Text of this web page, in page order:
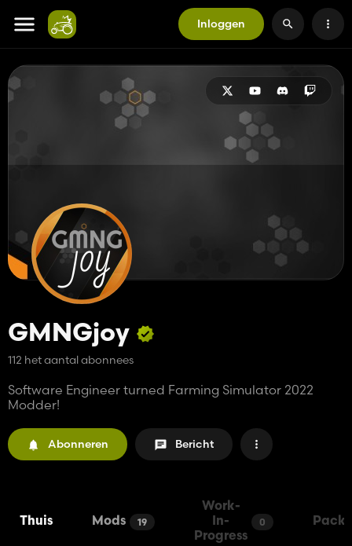
Inloggen
GMNGjoy
112 het aantal abonnees
Software Engineer turned Farming Simulator 2022
Modder!
Abonneren Bericht
Thuis Mods 19
Work-
In-
Progress
0 Packs